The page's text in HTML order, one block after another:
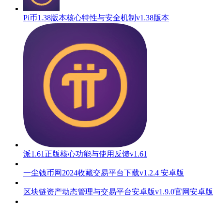
Pi币1.38版本核心特性与安全机制v1.38版本
派1.61正版核心功能与使用反馈v1.61
一尘钱币网2024收藏交易平台下载v1.2.4 安卓版
区块链资产动态管理与交易平台安卓版v1.9.0官网安卓版